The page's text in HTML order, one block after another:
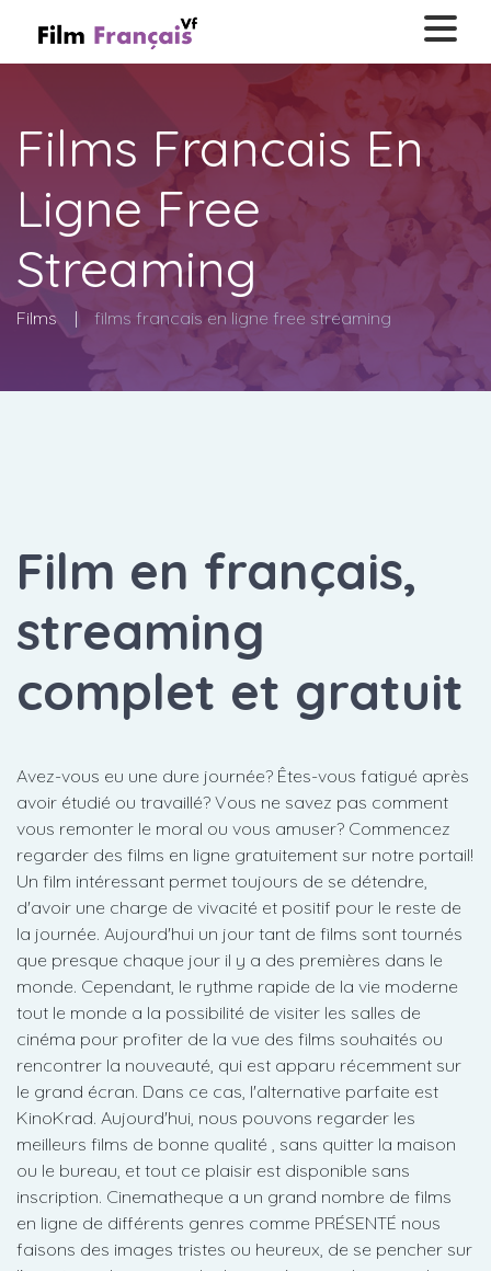
Films Francais En
Ligne Free
Streaming
Films films francais en ligne free streaming
Film en français,
streaming
complet et gratuit
Avez-vous eu une dure journée? Êtes-vous fatigué après
avoir étudié ou travaillé? Vous ne savez pas comment
vous remonter le moral ou vous amuser? Commencez
regarder des films en ligne gratuitement sur notre portail!
Un film intéressant permet toujours de se détendre,
d'avoir une charge de vivacité et positif pour le reste de
la journée. Aujourd'hui un jour tant de films sont tournés
que presque chaque jour il y a des premières dans le
monde. Cependant, le rythme rapide de la vie moderne
tout le monde a la possibilité de visiter les salles de
cinéma pour profiter de la vue des films souhaités ou
rencontrer la nouveauté, qui est apparu récemment sur
le grand écran. Dans ce cas, l'alternative parfaite est
KinoKrad. Aujourd'hui, nous pouvons regarder les
meilleurs films de bonne qualité , sans quitter la maison
ou le bureau, et tout ce plaisir est disponible sans
inscription. Cinematheque a un grand nombre de films
en ligne de différents genres comme PRÉSENTÉ nous
faisons des images tristes ou heureux, de se pencher sur